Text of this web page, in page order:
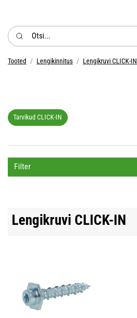
Otsi...
Tooted Lengikinnitus Lengikruvi CLICK-IN
Tarvikud CLICK-IN
Filter
Lengikruvi CLICK-IN